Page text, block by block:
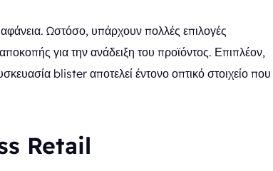
Ωστόσο, υπάρχουν πολλές επιλογές
για την ανάδειξη του προϊόντος. Επιπλέον,
blister αποτελεί έντονο οπτικό στοιχείο που
Retail